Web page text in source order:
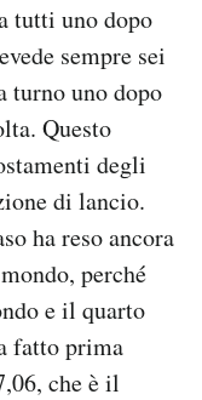
tutti uno dopo
sempre sei
turno uno dopo
Questo
degli
di lancio.
ha reso ancora
perché
e il quarto
fatto prima
che è il